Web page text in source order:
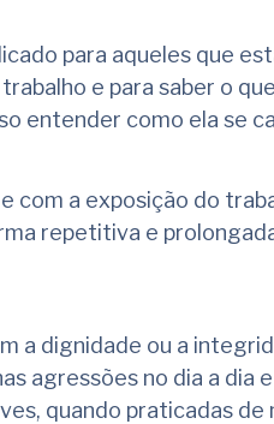
para aqueles que
e para saber o
entender como ela se
com a exposição do
repetitiva e
a dignidade ou a
agressões no dia a dia
quando praticadas